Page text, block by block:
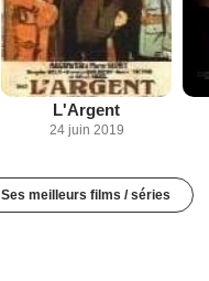
L'Argent
24 juin 2019
Ses meilleurs films / séries